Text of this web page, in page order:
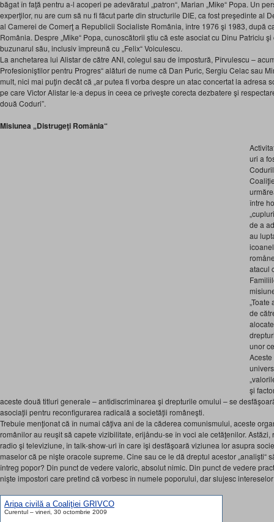
băgat în faţă pentru a-l acoperi pe adevăratul „patron“, Marian „Mike“ Popa. Un
experţilor, nu are cum să nu fi făcut parte din structurile DIE, ca fost preşedinte al
al Camerei de Comerţ a Republicii Socialiste România, între 1976 şi 1983, după
România. Despre „Mike“ Popa, cunoscătorii ştiu că este asociat cu Dinu Patriciu şi
buzunarul său, inclusiv împreună cu „Felix“ Voiculescu.
La anchetarea lui Alistar de către ANI, colegul sau de impostură, Pîrvulescu –
Profesioniştilor pentru Progres“ alături de nume că Dan Puric, Sergiu Celac sau
mult, nici mai puţin decât că „ar putea fi vorba despre un atac concertat la adresa
pe care Victor Alistar le-a depus în ceea ce priveşte corecta dezbatere şi
două Coduri”.
Misiunea „Distrugeţi România“
uri a
între
de a
au
atacul
de
unor
şi
aceste două titluri generale – antidiscriminarea şi drepturile omului – se
asociaţii pentru reconfigurarea radicală a societăţii româneşti.
Trebuie menţionat că în numai câţiva ani de la căderea comunismului, aceste
românilor au reuşit să capete vizibilitate, erijåndu-se în voci ale cetăţenilor.
radio şi televiziune, în talk-show-uri în care îşi desfăşoară viziunea lor asupra
maselor că pe nişte oracole supreme. Cine sau ce le dă dreptul acestor „analişti“
întreg popor? Din punct de vedere valoric, absolut nimic. Din punct de vedere
nişte impostori care pretind că vorbesc în numele poporului, dar slujesc intereselor
Aripa civilă a Coaliţiei GRIVCO
Curentul – vineri, 30 octombrie 2009